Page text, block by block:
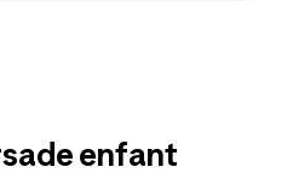
enfant